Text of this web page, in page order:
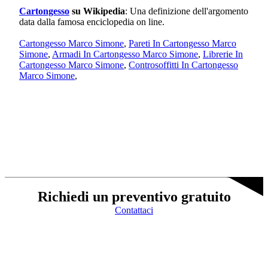
Cartongesso su Wikipedia: Una definizione dell'argomento
data dalla famosa enciclopedia on line.
Cartongesso Marco Simone, Pareti In Cartongesso Marco
Simone, Armadi In Cartongesso Marco Simone, Librerie In
Cartongesso Marco Simone, Controsoffitti In Cartongesso
Marco Simone,
Richiedi un preventivo gratuito
Contattaci